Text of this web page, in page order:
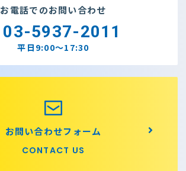
お電話でのお問い合わせ
03-5937-2011
平日9:00～17:30
お問い合わせフォーム
CONTACT US